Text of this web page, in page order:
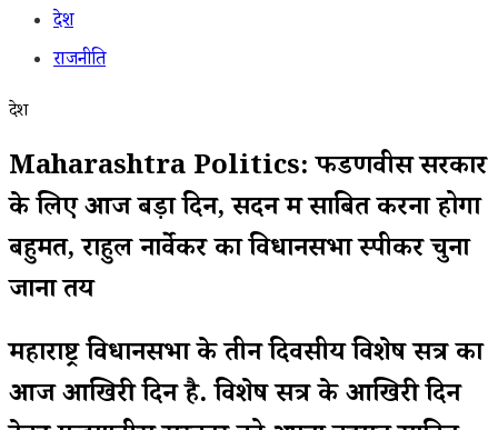
देश
राजनीति
देश
Maharashtra Politics: फडणवीस सरकार
के लिए आज बड़ा दिन, सदन में साबित करना होगा
बहुमत, राहुल नार्वेकर का विधानसभा स्पीकर चुना
जाना तय
महाराष्ट्र विधानसभा के तीन दिवसीय विशेष सत्र का
आज आखिरी दिन है. विशेष सत्र के आखिरी दिन